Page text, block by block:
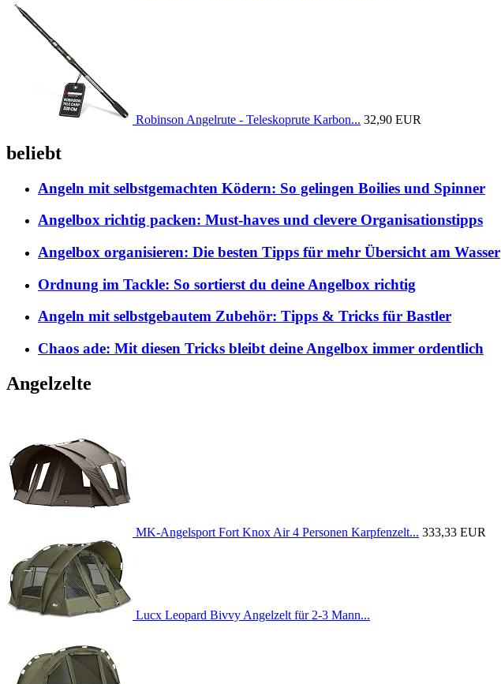
Robinson Angelrute - Teleskoprute Karbon... 32,90 EUR
beliebt
Angeln mit selbstgemachten Ködern: So gelingen Boilies und Spinner
Angelbox richtig packen: Must-haves und clevere Organisationstipps
Angelbox organisieren: Die besten Tipps für mehr Übersicht am Wasser
Ordnung im Tackle: So sortierst du deine Angelbox richtig
Angeln mit selbstgebautem Zubehör: Tipps & Tricks für Bastler
Chaos ade: Mit diesen Tricks bleibt deine Angelbox immer ordentlich
Angelzelte
MK-Angelsport Fort Knox Air 4 Personen Karpfenzelt... 333,33 EUR
Lucx Leopard Bivvy Angelzelt für 2-3 Mann...